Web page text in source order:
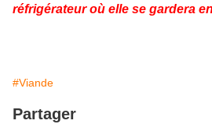
réfrigérateur où elle se gardera
#Viande
Partager